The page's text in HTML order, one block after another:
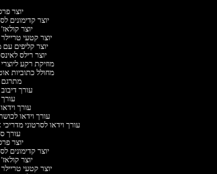
יוצר
יוצר קדימונים
יוצר
יוצר קטעי
יוצר קליפים
יוצר רילס
מוזיקת רקע
מחולל כתוביות
עורך
עורך
עורך וידאו
עורך וידאו לסרטוני
עורך
יוצר
יוצר קדימונים
יוצר
יוצר קטעי